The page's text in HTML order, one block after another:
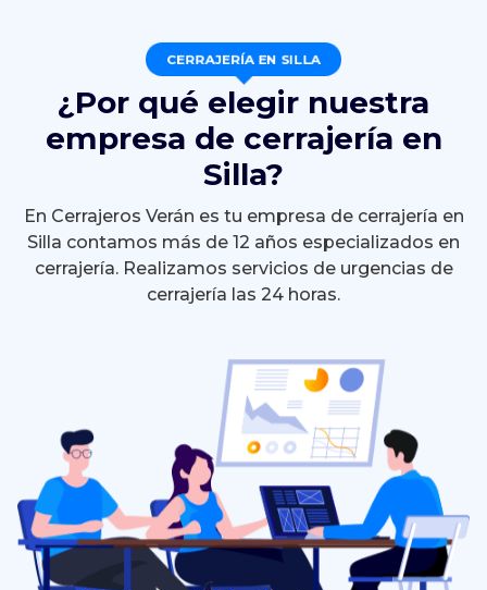
¿Por qué elegir nuestra
empresa de cerrajería en
Silla?
En Cerrajeros Verán es tu empresa de cerrajería en
Silla contamos más de 12 años especializados en
cerrajería. Realizamos servicios de urgencias de
cerrajería las 24 horas.